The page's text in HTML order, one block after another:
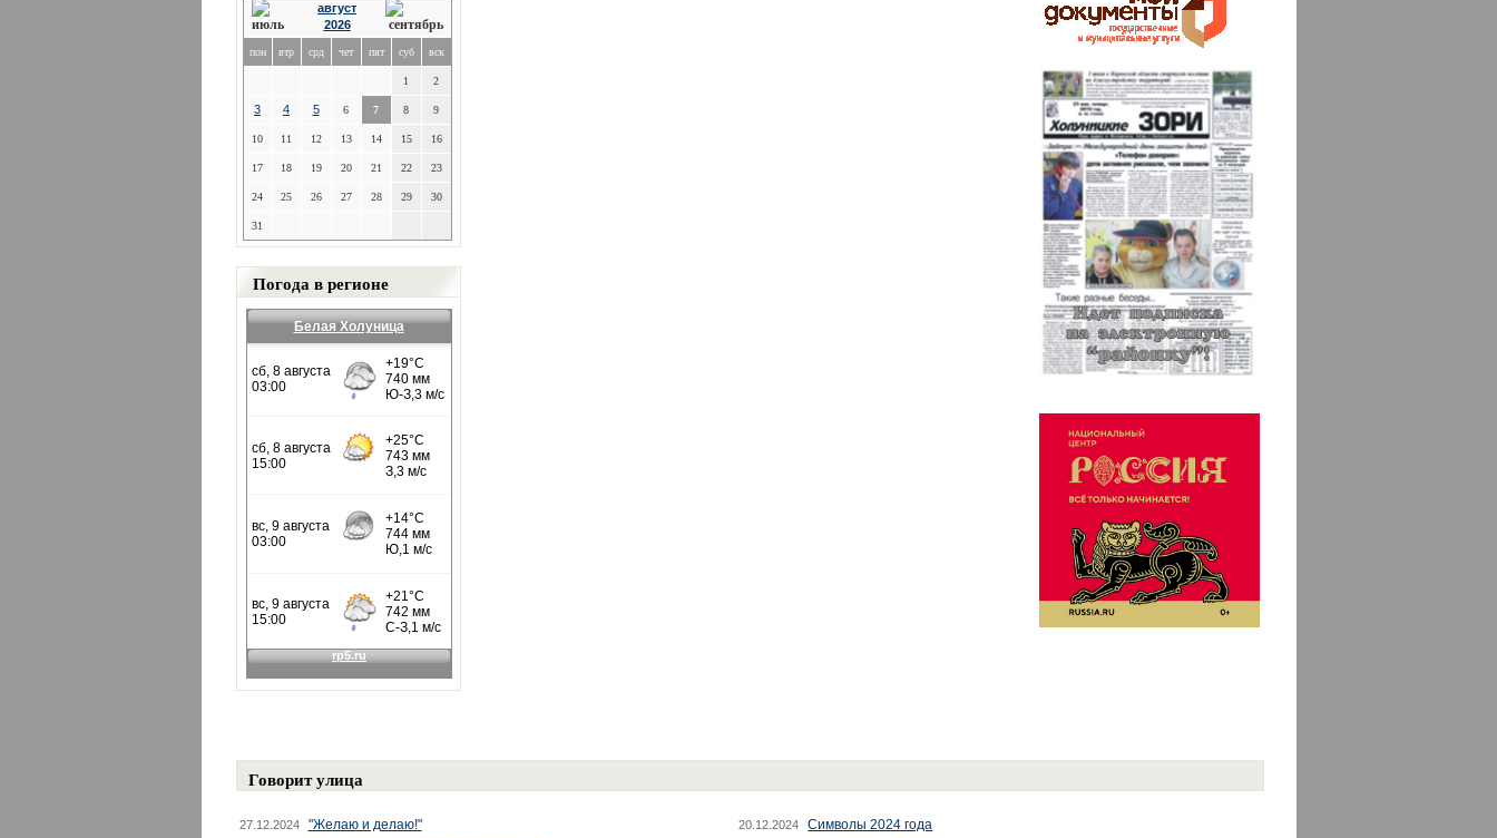
август
2026
пон втр срд чет пят суб вск
1 2
3 4 5 6 7 8 9
10 11 12 13 14 15 16
17 18 19 20 21 22 23
24 25 26 27 28 29 30
31
Погода в регионе
Белая Холуница
Говорит улица
27.12.2024 "Желаю и делаю!" 20.12.2024 Символы 2024 года